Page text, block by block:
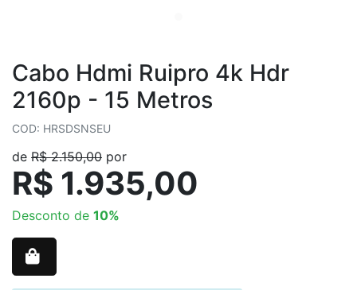
Cabo Hdmi Ruipro 4k Hdr
2160p - 15 Metros
COD: HRSDSNSEU
de R$ 2.150,00 por
R$ 1.935,00
Desconto de 10%